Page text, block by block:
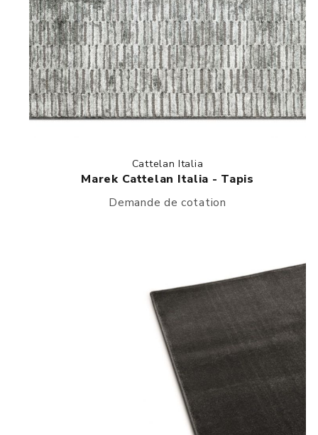
Cattelan Italia
Marek Cattelan Italia - Tapis
Demande de cotation